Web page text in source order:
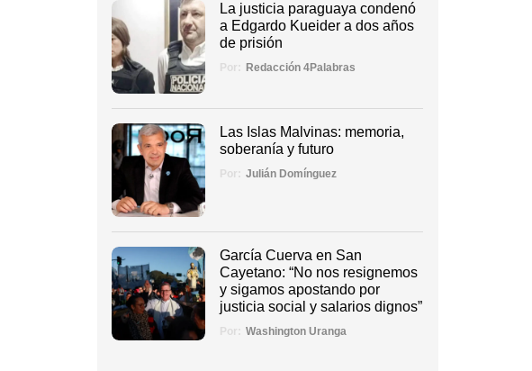
La justicia paraguaya condenó
a Edgardo Kueider a dos años
de prisión
Por: Redacción 4Palabras
Las Islas Malvinas: memoria,
soberanía y futuro
Por: Julián Domínguez
García Cuerva en San
Cayetano: “No nos resignemos
y sigamos apostando por
justicia social y salarios dignos”
Por: Washington Uranga